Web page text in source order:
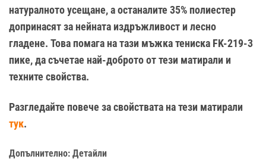
натуралното усещане, а останалите 35% полиестер
допринасят за нейната издръжливост и лесно
гладене. Това помага на тази мъжка тениска FK-219-3
пике, да съчетае най-доброто от тези матирали и
техните свойства.
Разгледайте повече за свойствата на тези матирали
тук.
Допълнително: Детайли